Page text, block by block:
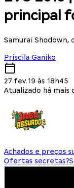
principal
Samurai Shodown,
Priscila Ganiko
27.fev.19 às 18h45
Atualizado há mais
Achados e preços
Ofertas secretas?